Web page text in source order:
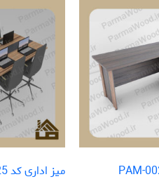
میز اداری کد PAM-0025